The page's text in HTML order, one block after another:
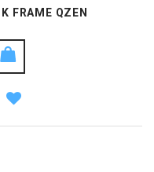
FRAME QZEN